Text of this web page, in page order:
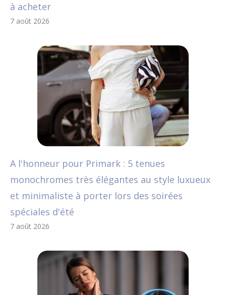
à acheter
7 août 2026
A l'honneur pour Primark : 5 tenues
monochromes très élégantes au style luxueux
et minimaliste à porter lors des soirées
spéciales d'été
7 août 2026